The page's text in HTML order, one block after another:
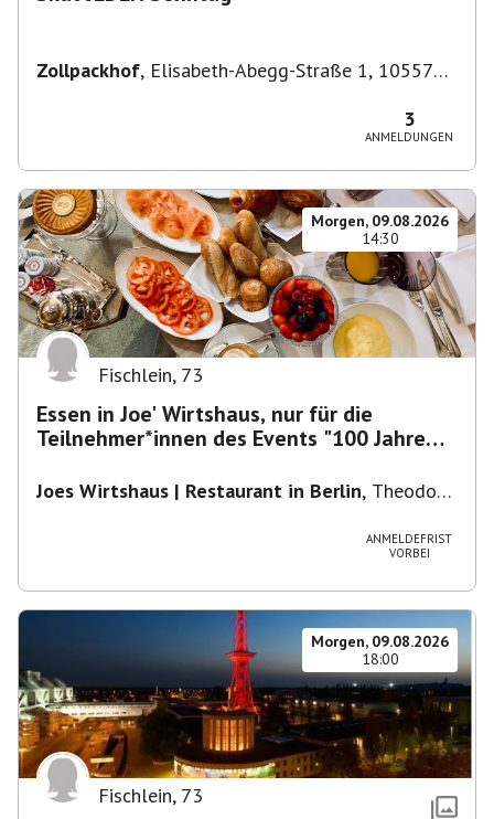
Zollpackhof, Elisabeth-Abegg-Straße 1, 10557
3
ANMELDUNGEN
Morgen, 09.08.2026
14:30
Fischlein, 73
Essen in Joe' Wirtshaus, nur für die
Teilnehmer*innen des Events "100 Jahre
Joes Wirtshaus | Restaurant in Berlin, Theodor-
ANMELDEFRIST
VORBEI
Morgen, 09.08.2026
18:00
Fischlein, 73